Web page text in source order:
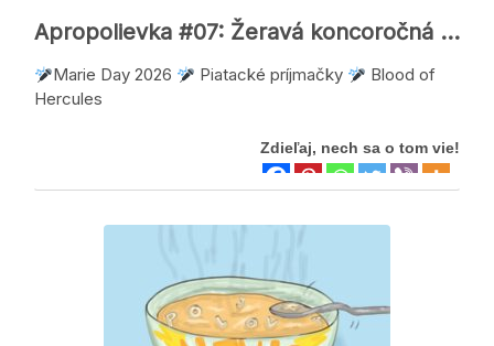
Apropolievka #07: Žeravá koncoročná smršť
Marie Day 2026 Piatacké príjmačky
Blood of
Hercules
Zdieľaj, nech sa o tom vie!